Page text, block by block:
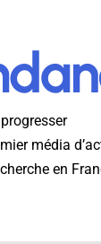
média
en